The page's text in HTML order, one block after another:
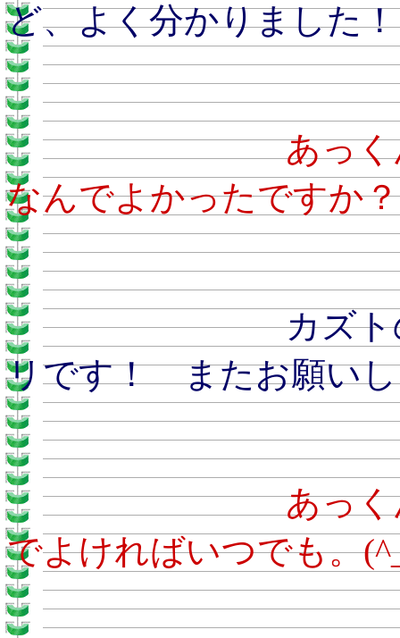
ど、よく分かりました！
あ
なんでよかったですか？
カズトのおと
リです！ またお願い
あ
でよければいつでも。